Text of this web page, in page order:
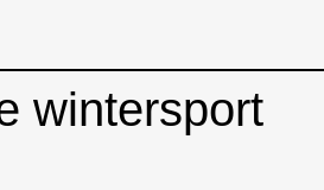
wintersport